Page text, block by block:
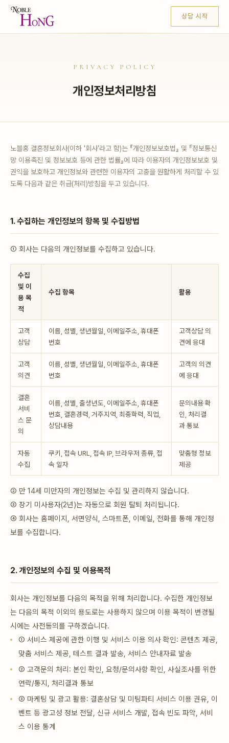
상담 시작
PRIVACY POLICY
개인정보처리방침
노블홍 결혼정보회사(이하 '회사'라고 함)는 『개인정보보호법』 및 『정보통신
망 이용촉진 및 정보보호 등에 관한 법률』에 따라 이용자의 개인정보보호 및
권익을 보호하고 개인정보와 관련한 이용자의 고충을 원활하게 처리할 수 있
도록 다음과 같은 취급(처리)방침을 두고 있습니다.
1. 수집하는 개인정보의 항목 및 수집방법
① 회사는 다음의 개인정보를 수집하고 있습니다.
수집
및 이
용 목
적
수집 항목 활용
고객
상담
이름, 성별, 생년월일, 이메일주소, 휴대폰
번호
고객상담 의
견에 응대
고객
의견
이름, 성별, 생년월일, 이메일주소, 휴대폰
번호
고객의 의견
에 응대
결혼
서비
스 문
의
이름, 성별, 출생년도, 이메일주소, 휴대폰
번호, 결혼경력, 거주지역, 최종학력, 직업,
상담내용
문의내용 확
인, 처리결
과 통보
자동
수집
쿠키, 접속 URL, 접속 IP, 브라우저 종류, 접
속 일자
맞춤형 정보
제공
② 만 14세 미만자의 개인정보는 수집 및 관리하지 않습니다.
③ 장기 미사용자(2년)는 자동으로 회원 탈퇴 처리됩니다.
④ 회사는 홈페이지, 서면양식, 스마트폰, 이메일, 전화를 통해 개인정
보를 수집합니다.
2. 개인정보의 수집 및 이용목적
회사는 개인정보를 다음의 목적을 위해 처리합니다. 수집한 개인정보
는 다음의 목적 이외의 용도로는 사용하지 않으며 이용 목적이 변경될
시에는 사전동의를 구하겠습니다.
① 서비스 제공에 관한 이행 및 서비스 이용 의사 확인: 콘텐츠 제공,
맞춤 서비스 제공, 테스트 결과 발송, 서비스 안내자료 발송
② 고객문의 처리: 본인 확인, 요청/문의사항 확인, 사실조사를 위한
연락/통지, 처리결과 통보
③ 마케팅 및 광고 활용: 결혼상담 및 미팅파티 서비스 이용 권유, 이
벤트 등 광고성 정보 전달, 신규 서비스 개발, 접속 빈도 파악, 서비
스 이용 통계